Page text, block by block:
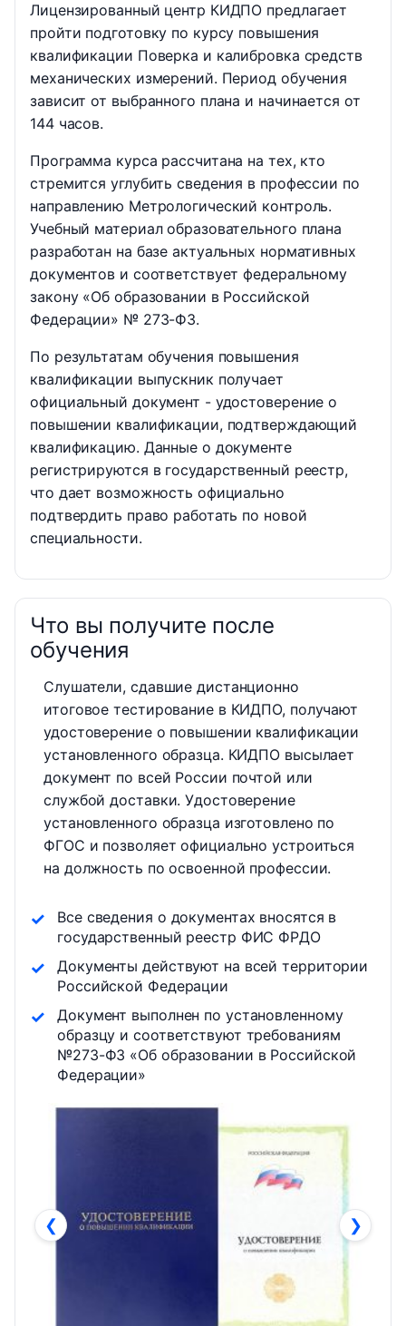
Лицензированный центр КИДПО предлагает
пройти подготовку по курсу повышения
квалификации Поверка и калибровка средств
механических измерений. Период обучения
зависит от выбранного плана и начинается от
144 часов.
Программа курса рассчитана на тех, кто
стремится углубить сведения в профессии по
направлению Метрологический контроль.
Учебный материал образовательного плана
разработан на базе актуальных нормативных
документов и соответствует федеральному
закону «Об образовании в Российской
Федерации» № 273-ФЗ.
По результатам обучения повышения
квалификации выпускник получает
официальный документ - удостоверение о
повышении квалификации, подтверждающий
квалификацию. Данные о документе
регистрируются в государственный реестр,
что дает возможность официально
подтвердить право работать по новой
специальности.
Что вы получите после
обучения
Слушатели, сдавшие дистанционно
итоговое тестирование в КИДПО, получают
удостоверение о повышении квалификации
установленного образца. КИДПО высылает
документ по всей России почтой или
службой доставки. Удостоверение
установленного образца изготовлено по
ФГОС и позволяет официально устроиться
на должность по освоенной профессии.
Все сведения о документах вносятся в
государственный реестр ФИС ФРДО
Документы действуют на всей территории
Российской Федерации
Документ выполнен по установленному
образцу и соответствуют требованиям
№273-ФЗ «Об образовании в Российской
Федерации»
❮ ❯